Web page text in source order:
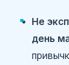
Не
день